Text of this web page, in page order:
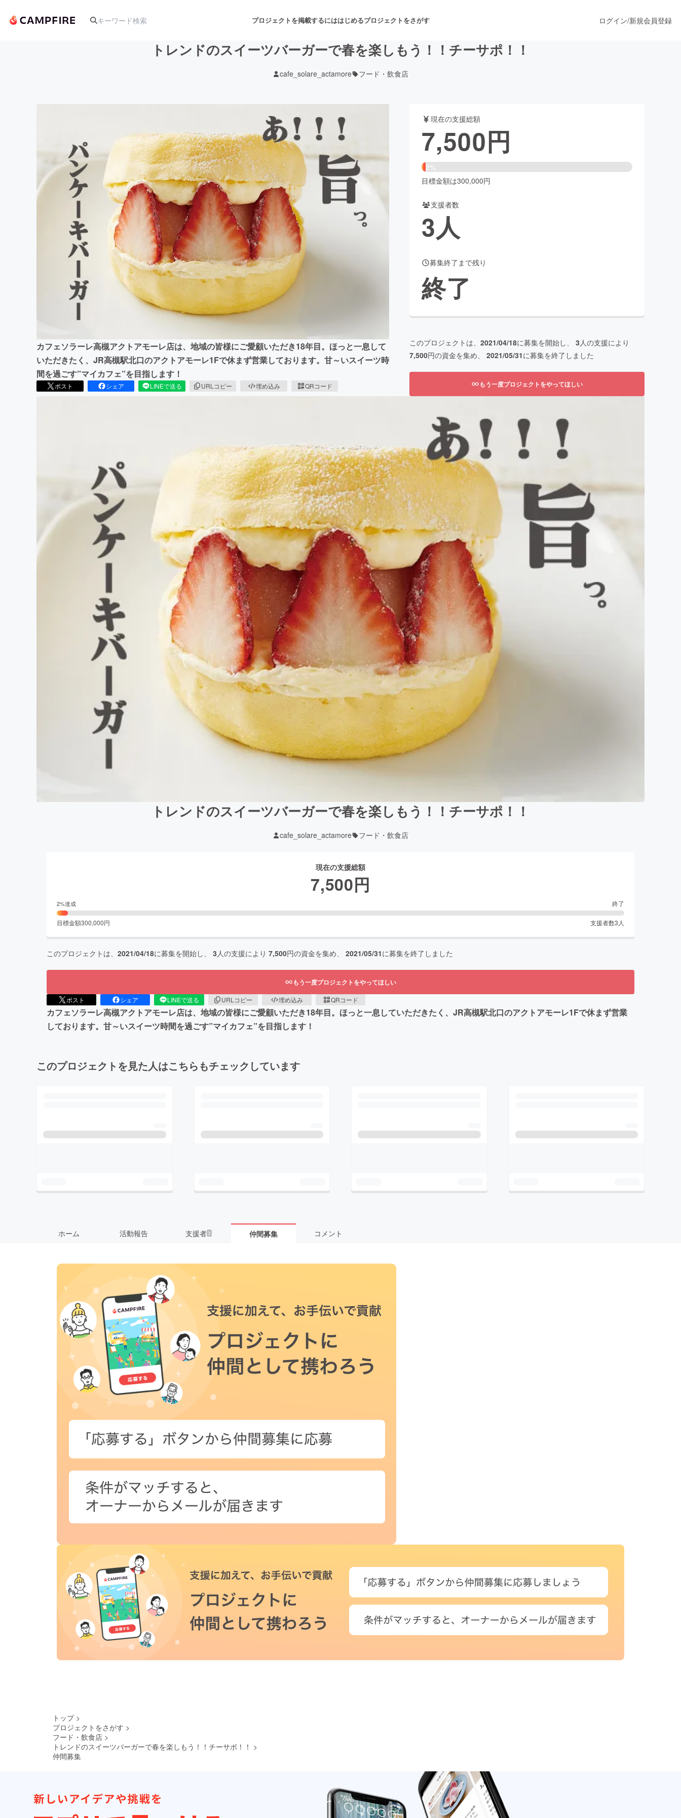
プロジェクトを掲載するにははじめるプロジェクトをさがす
舞台・パフォーマンス
テクノロジー・ガジェット ゲーム・サービス開発
映像・映画 書籍・雑誌出版
ビジネス・起業 チャレンジ ビューティー・ヘルスケア
まちづくり・地域活性化
CAMPFIRE for Social Good
CAMPFIREふるさと納税
ログイン/新規会員登録
トレンドのスイーツバーガーで春を楽しもう！！チーサポ！！
cafe_solare_actamore フード・飲食店
カフェソラーレ高槻アクトアモーレ店は、地域の皆様にご愛顧いただき18年目。ほっと一息して
いただきたく、JR高槻駅北口のアクトアモーレ1Fで休まず営業しております。甘～いスイーツ時
間を過ごす”マイカフェ”を目指します！
ポスト シェア LINEで送る URLコピー 埋め込み QRコード
現在の支援総額
7,500円
2%
目標金額は300,000円
支援者数
3人
募集終了まで残り
終了
このプロジェクトは、 2021/04/18に募集を開始し、 3人の支援により
7,500円の資金を集め、 2021/05/31に募集を終了しました
もう一度プロジェクトをやってほしい
トレンドのスイーツバーガーで春を楽しもう！！チーサポ！！
cafe_solare_actamore フード・飲食店
現在の支援総額
7,500円
2%達成 終了
目標金額300,000円 支援者数3 人
このプロジェクトは、 2021/04/18に募集を開始し、 3人の支援により 7,500円の資金を集め、 2021/05/31に募集を終了しました
もう一度プロジェクトをやってほしい
ポスト シェア LINEで送る URLコピー 埋め込み QRコード
カフェソラーレ高槻アクトアモーレ店は、地域の皆様にご愛顧いただき18年目。ほっと一息していただきたく、JR高槻駅北口のアクトアモーレ1Fで休まず営業
しております。甘～いスイーツ時間を過ごす”マイカフェ”を目指します！
このプロジェクトを見た人はこちらもチェックしています
ホーム 活動報告 支援者3 仲間募集 コメント
トップ >
プロジェクトをさがす >
フード・飲食店 >
トレンドのスイーツバーガーで春を楽しもう！！チーサポ！！ >
仲間募集